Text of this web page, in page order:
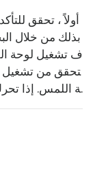
أولاً ، تحقق
بذلك من خلال
ف تشغيل لوحة
تحقق من تشغيل
ة اللمس. إذا تحرك المؤشر ، فهذا يعني أن لوحة اللمس تعمل.